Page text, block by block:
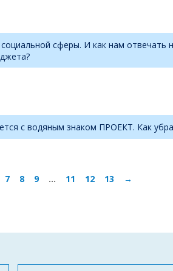
сферы. И как нам отвечать
с водяным знаком ПРОЕКТ. Как
7 8 9 … 11 12 13 →